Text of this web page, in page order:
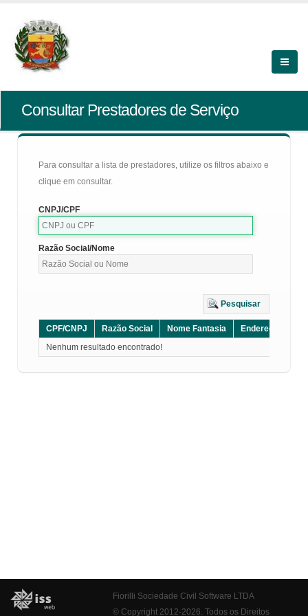
Consultar Prestadores de Serviço
Para consultar a lista de prestadores, utilize os filtros abaixo e
clique em consultar.
CNPJ/CPF
Razão Social/Nome
Pesquisar
CPF/CNPJ Razão Social Nome Fantasia Endereço
Nenhum resultado encontrado!
Fiorilli Sociedade Civil Software LTDA
© Copyright 2012-2026. Todos os Direitos